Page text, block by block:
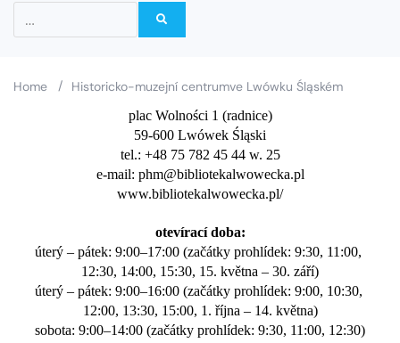
Na stezce Via Fabrilis
Zprávy
Home / Historicko-muzejní centrumve Lwówku Śląském
plac Wolności 1 (radnice)
59-600 Lwówek Śląski
tel.: +48 75 782 45 44 w. 25
e-mail: phm@bibliotekalwowecka.pl
www.bibliotekalwowecka.pl/
otevírací doba:
úterý – pátek: 9:00–17:00 (začátky prohlídek: 9:30, 11:00,
12:30, 14:00, 15:30, 15. května – 30. září)
úterý – pátek: 9:00–16:00 (začátky prohlídek: 9:00, 10:30,
12:00, 13:30, 15:00, 1. října – 14. května)
sobota: 9:00–14:00 (začátky prohlídek: 9:30, 11:00, 12:30)